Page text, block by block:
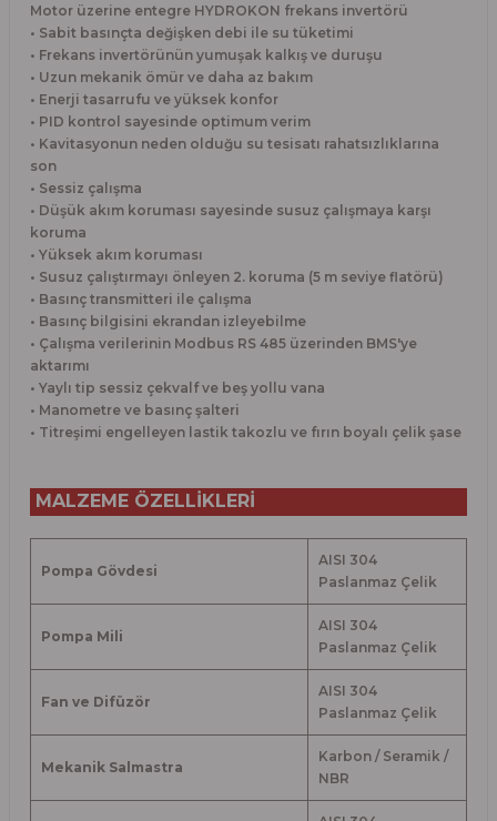
Motor üzerine entegre HYDROKON frekans invertörü
• Sabit basınçta değişken debi ile su tüketimi
• Frekans invertörünün yumuşak kalkış ve duruşu
• Uzun mekanik ömür ve daha az bakım
• Enerji tasarrufu ve yüksek konfor
• PID kontrol sayesinde optimum verim
• Kavitasyonun neden olduğu su tesisatı rahatsızlıklarına
son
• Sessiz çalışma
• Düşük akım koruması sayesinde susuz çalışmaya karşı
koruma
• Yüksek akım koruması
• Susuz çalıştırmayı önleyen 2. koruma (5 m seviye flatörü)
• Basınç transmitteri ile çalışma
• Basınç bilgisini ekrandan izleyebilme
• Çalışma verilerinin Modbus RS 485 üzerinden BMS'ye
aktarımı
• Yaylı tip sessiz çekvalf ve beş yollu vana
• Manometre ve basınç şalteri
• Titreşimi engelleyen lastik takozlu ve fırın boyalı çelik şase
MALZEME ÖZELLİKLERİ
Pompa Gövdesi
AISI 304
Paslanmaz Çelik
Pompa Mili
AISI 304
Paslanmaz Çelik
Fan ve Difüzör
AISI 304
Paslanmaz Çelik
Mekanik Salmastra
Karbon / Seramik /
NBR